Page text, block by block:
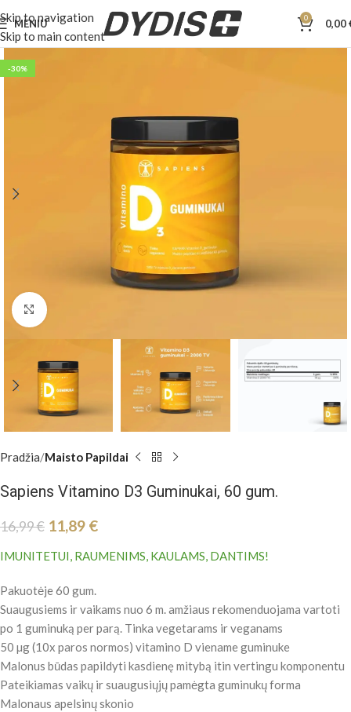
Skip to navigation
Skip to main content
MENIU 0 0,00
-30%
Padidinti
Pradžia Maisto Papildai
Sapiens Vitamino D3 Guminukai, 60 gum.
16,99€ 11,89 €
IMUNITETUI, RAUMENIMS, KAULAMS, DANTIMS!
Pakuotėje 60 gum.
Suaugusiems ir vaikams nuo 6 m. amžiaus rekomenduojama vartoti
po 1 guminuką per parą. Tinka vegetarams ir veganams
50 µg (10x paros normos) vitamino D viename guminuke
Malonus būdas papildyti kasdienę mitybą itin vertingu komponentu
Pateikiamas vaikų ir suaugusiųjų pamėgta guminukų forma
Malonaus apelsinų skonio